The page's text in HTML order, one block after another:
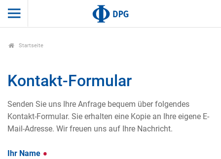
Startseite
Kontakt-Formular
Senden Sie uns Ihre Anfrage bequem über folgendes
Kontakt-Formular. Sie erhalten eine Kopie an Ihre eigene E-
Mail-Adresse. Wir freuen uns auf Ihre Nachricht.
Ihr Name